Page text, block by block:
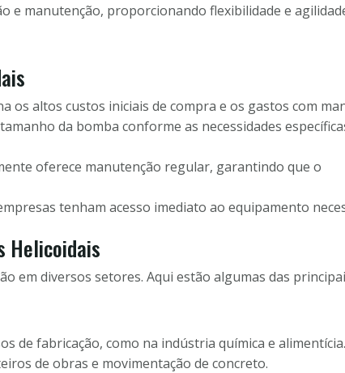
e manutenção, proporcionando flexibilidade e
os altos custos iniciais de compra e os gastos com
da bomba conforme as necessidades
oferece manutenção regular, garantindo que o
tenham acesso imediato ao equipamento
Helicoidais
em diversos setores. Aqui estão algumas das
de fabricação, como na indústria química e alimentícia.
de obras e movimentação de concreto.